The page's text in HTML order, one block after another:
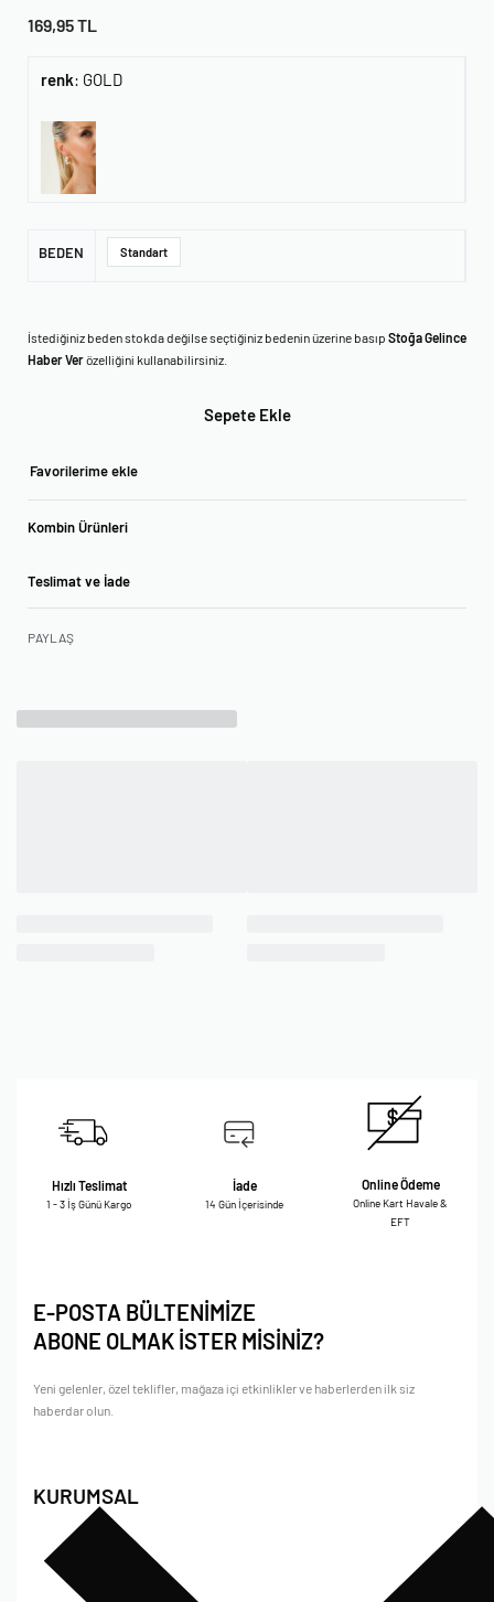
169,95TL
renk: GOLD
BEDEN Standart
İstediğiniz beden stokda değilse seçtiğiniz bedenin üzerine basıp Stoğa Gelince
Haber Verözelliğini kullanabilirsiniz.
Sepete Ekle
Favorilerime ekle
Kombin Ürünleri
Teslimat ve İade
PAYLAŞ
Hızlı Teslimat
1 - 3 İş Günü Kargo
İade
14 Gün İçerisinde
Online Ödeme
Online Kart Havale &
EFT
KURUMSAL
E-POSTA BÜLTENİMİZE
ABONE OLMAK İSTER MİSİNİZ?
Yeni gelenler, özel teklifler, mağaza içi etkinlikler ve haberlerden ilk siz
haberdar olun.